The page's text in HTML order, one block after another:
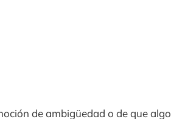
de ambigüedad o de que algo